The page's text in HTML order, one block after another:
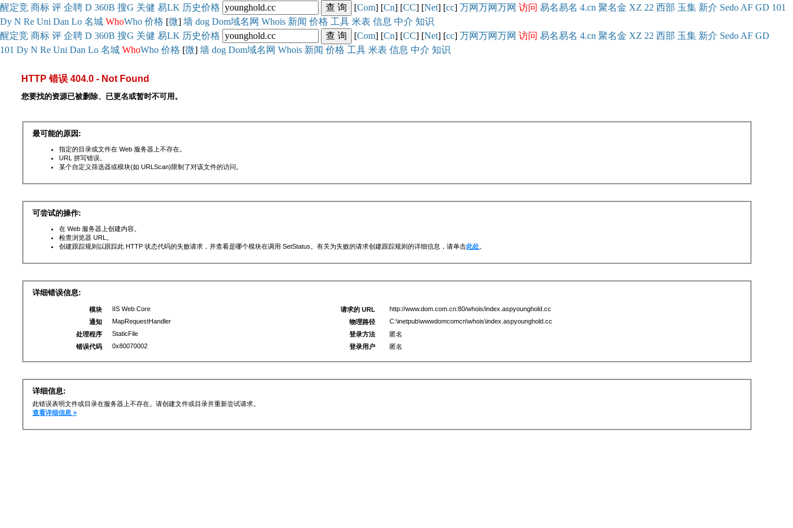
醒定竞 商标 评 企聘 D 360B 搜G 关健 易LK 历史价格 [Com] [Cn] [CC] [Net] [cc] 万网万网万网 访问 易名易名 4.cn 聚名金 XZ 22 西部 玉集 新介 Sedo AF GD 101
Dy N Re Uni Dan Lo 名城 WhoWho 价格 [微] 墙 dog Dom域名网 Whois 新闻 价格 工具 米表 信息 中介 知识